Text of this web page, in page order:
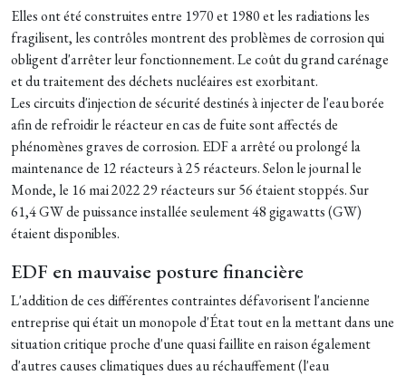
Elles ont été construites entre 1970 et 1980 et les radiations les
fragilisent, les contrôles montrent des problèmes de corrosion qui
obligent d'arrêter leur fonctionnement. Le coût du grand carénage
et du traitement des déchets nucléaires est exorbitant.
Les circuits d'injection de sécurité destinés à injecter de l'eau borée
afin de refroidir le réacteur en cas de fuite sont affectés de
phénomènes graves de corrosion. EDF a arrêté ou prolongé la
maintenance de 12 réacteurs à 25 réacteurs. Selon le journal le
Monde, le 16 mai 2022 29 réacteurs sur 56 étaient stoppés. Sur
61,4 GW de puissance installée seulement 48 gigawatts (GW)
étaient disponibles.
EDF en mauvaise posture financière
L'addition de ces différentes contraintes défavorisent l'ancienne
entreprise qui était un monopole d'État tout en la mettant dans une
situation critique proche d'une quasi faillite en raison également
d'autres causes climatiques dues au réchauffement (l'eau